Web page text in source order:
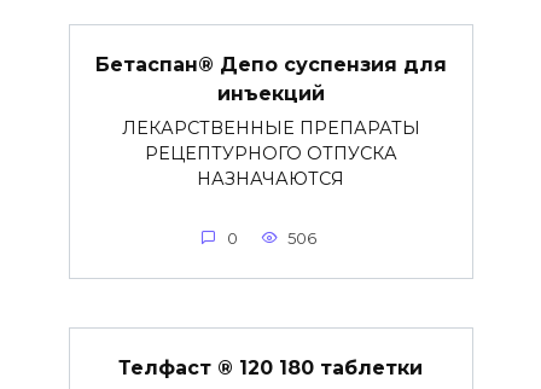
Бетаспан® Депо суспензия для
инъекций
ЛЕКАРСТВЕННЫЕ ПРЕПАРАТЫ
РЕЦЕПТУРНОГО ОТПУСКА
НАЗНАЧАЮТСЯ
0 506
Телфаст ® 120 180 таблетки